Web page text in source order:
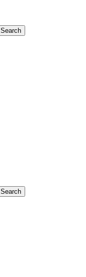
Search
Search